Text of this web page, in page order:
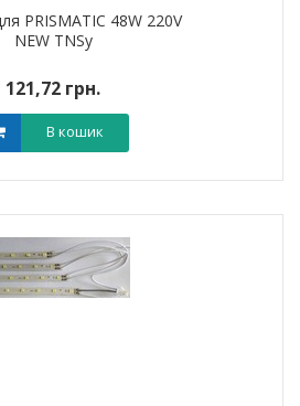
PRISMATIC 48W 220V
NEW TNSy
121,72 грн.
В кошик